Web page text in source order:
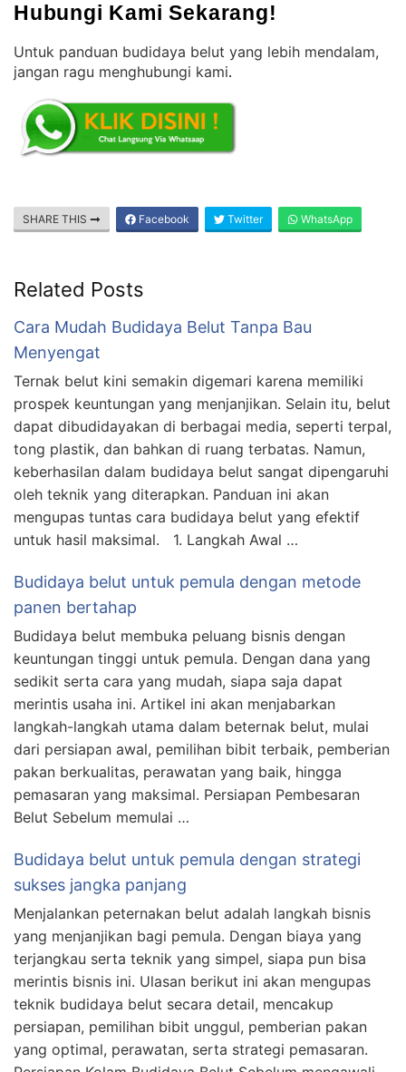
Hubungi Kami Sekarang!
Untuk panduan budidaya belut yang lebih mendalam,
jangan ragu menghubungi kami.
SHARE THIS Facebook Twitter WhatsApp
Related Posts
Cara Mudah Budidaya Belut Tanpa Bau
Menyengat
Ternak belut kini semakin digemari karena memiliki
prospek keuntungan yang menjanjikan. Selain itu, belut
dapat dibudidayakan di berbagai media, seperti terpal,
tong plastik, dan bahkan di ruang terbatas. Namun,
keberhasilan dalam budidaya belut sangat dipengaruhi
oleh teknik yang diterapkan. Panduan ini akan
mengupas tuntas cara budidaya belut yang efektif
untuk hasil maksimal. 1. Langkah Awal …
Budidaya belut untuk pemula dengan metode
panen bertahap
Budidaya belut membuka peluang bisnis dengan
keuntungan tinggi untuk pemula. Dengan dana yang
sedikit serta cara yang mudah, siapa saja dapat
merintis usaha ini. Artikel ini akan menjabarkan
langkah-langkah utama dalam beternak belut, mulai
dari persiapan awal, pemilihan bibit terbaik, pemberian
pakan berkualitas, perawatan yang baik, hingga
pemasaran yang maksimal. Persiapan Pembesaran
Belut Sebelum memulai …
Budidaya belut untuk pemula dengan strategi
sukses jangka panjang
Menjalankan peternakan belut adalah langkah bisnis
yang menjanjikan bagi pemula. Dengan biaya yang
terjangkau serta teknik yang simpel, siapa pun bisa
merintis bisnis ini. Ulasan berikut ini akan mengupas
teknik budidaya belut secara detail, mencakup
persiapan, pemilihan bibit unggul, pemberian pakan
yang optimal, perawatan, serta strategi pemasaran.